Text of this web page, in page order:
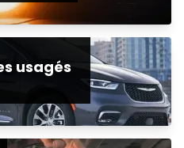
usagés